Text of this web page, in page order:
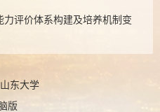
力评价体系构建及培养机制变
山东大学
版